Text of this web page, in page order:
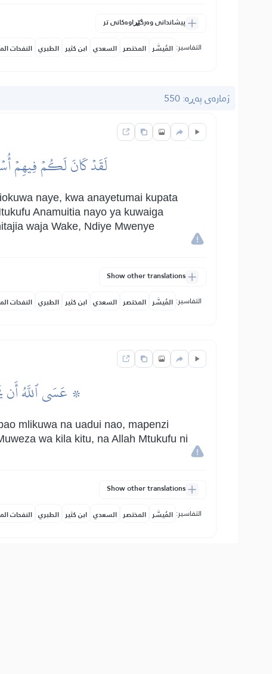
پیشاندانی وەرگێڕاوەکانی تر
التفاسير: المُيسَّر المختصر السعدي ابن كثير الطبري النفحات
ژمارەی پەڕە: 550
لَقَدۡ كَانَ لَكُمۡ فِيهِمۡ
naye, kwa anayetumai kupata
Anamuitia nayo ya kuwaiga
waja Wake, Ndiye Mwenye
Show other translations
التفاسير: المُيسَّر المختصر السعدي ابن كثير الطبري النفحات
۞ عَسَى ٱللَّهُ أَن
mlikuwa na uadui nao, mapenzi
wa kila kitu, na Allah Mtukufu ni
Show other translations
التفاسير: المُيسَّر المختصر السعدي ابن كثير الطبري النفحات